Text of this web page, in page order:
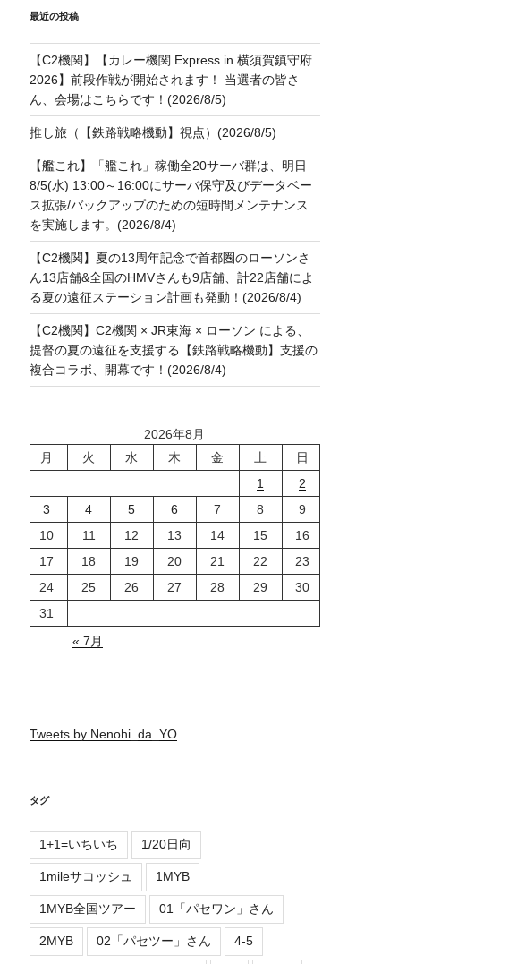
最近の投稿
【C2機関】【カレー機関 Express in 横須賀鎮守府
2026】前段作戦が開始されます！ 当選者の皆さ
ん、会場はこちらです！(2026/8/5)
推し旅（【鉄路戦略機動】視点）(2026/8/5)
【艦これ】「艦これ」稼働全20サーバ群は、明日
8/5(水) 13:00～16:00にサーバ保守及びデータベー
ス拡張/バックアップのための短時間メンテナンス
を実施します。(2026/8/4)
【C2機関】夏の13周年記念で首都圏のローソンさ
ん13店舗&全国のHMVさんも9店舗、計22店舗によ
る夏の遠征ステーション計画も発動！(2026/8/4)
【C2機関】C2機関 × JR東海 × ローソン による、
提督の夏の遠征を支援する【鉄路戦略機動】支援の
複合コラボ、開幕です！(2026/8/4)
2026年8月
月
火 水 木 金 土
日
1
2
3
4 5 6 7 8
9
10
11 12 13 14 15
16
17
18 19 20 21 22
23
24
25 26 27 28 29
30
31
« 7月
Tweets by Nenohi_da_YO
タグ
1+1=いちいち 1/20日向
1mileサコッシュ 1MYB
1MYB全国ツアー 01「パセワン」さん
2MYB 02「パセツー」さん 4-5